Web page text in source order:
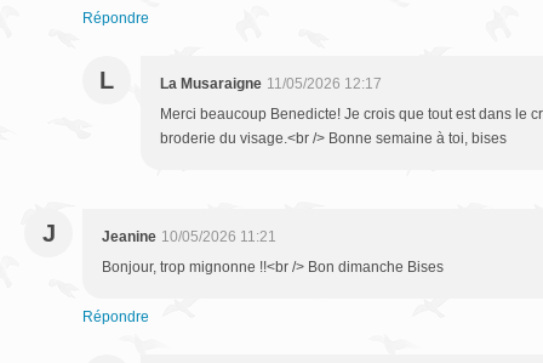
Répondre
L La Musaraigne 11/05/2026 12:17
Merci beaucoup Benedicte! Je crois que tout est dans le
broderie du visage.<br /> Bonne semaine à toi, bises
J Jeanine 10/05/2026 11:21
Bonjour, trop mignonne !!<br /> Bon dimanche Bises
Répondre